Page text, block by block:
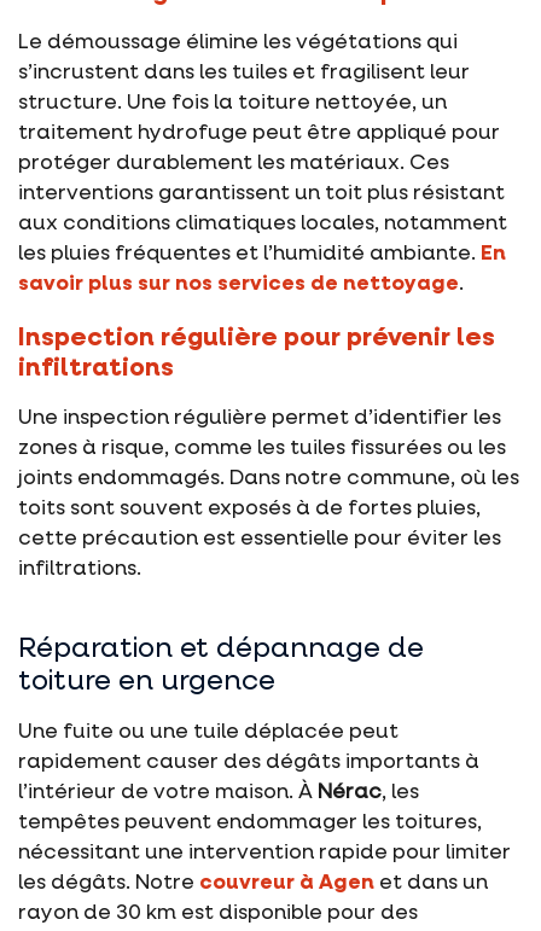
Le démoussage élimine les végétations qui
s’incrustent dans les tuiles et fragilisent leur
structure. Une fois la toiture nettoyée, un
traitement hydrofuge peut être appliqué pour
protéger durablement les matériaux. Ces
interventions garantissent un toit plus résistant
aux conditions climatiques locales, notamment
les pluies fréquentes et l’humidité ambiante. En
savoir plus sur nos services de nettoyage.
Inspection régulière pour prévenir les
infiltrations
Une inspection régulière permet d’identifier les
zones à risque, comme les tuiles fissurées ou les
joints endommagés. Dans notre commune, où les
toits sont souvent exposés à de fortes pluies,
cette précaution est essentielle pour éviter les
infiltrations.
Réparation et dépannage de
toiture en urgence
Une fuite ou une tuile déplacée peut
rapidement causer des dégâts importants à
l’intérieur de votre maison. À Nérac, les
tempêtes peuvent endommager les toitures,
nécessitant une intervention rapide pour limiter
les dégâts. Notre couvreur à Agen et dans un
rayon de 30 km est disponible pour des